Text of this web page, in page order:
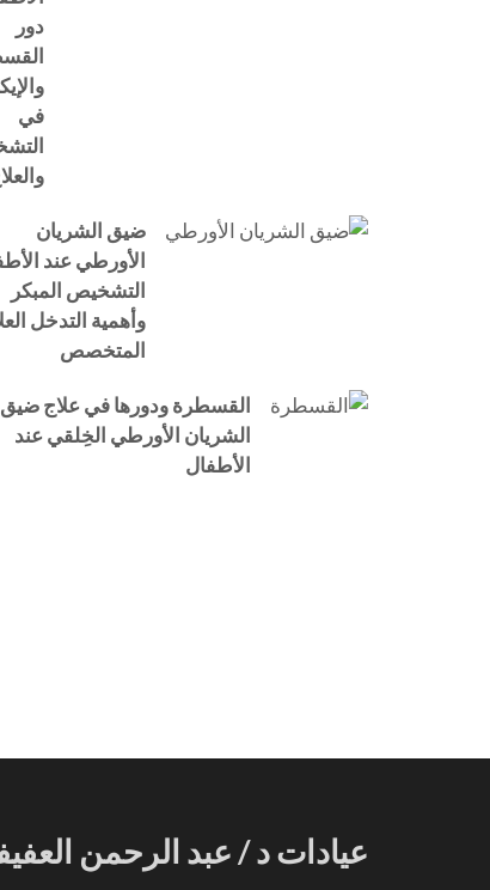
دور
في
ضيق الشريان
الأورطي عند
التشخيص المبكر
وأهمية التدخل
المتخصص
القسطرة ودورها في علاج ضيق
الشريان الأورطي الخِلقي عند
الأطفال
عيادات د / عبد الرحمن